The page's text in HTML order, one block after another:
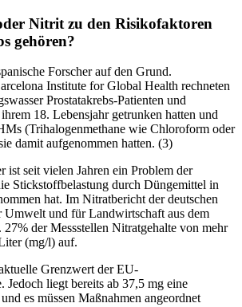
Nitrit zu den Risikofaktoren
gehören?
Forscher auf den Grund.
Institute for Global Health rechneten
Prostatakrebs-Patienten und
18. Lebensjahr getrunken hatten und
(Trihalogenmethane wie Chloroform oder
damit aufgenommen hatten. (3)
ist seit vielen Jahren ein Problem der
Stickstoffbelastung durch Düngemittel in
hat. Im Nitratbericht der deutschen
Umwelt und für Landwirtschaft aus dem
27% der Messstellen Nitratgehalte von mehr
(mg/l) auf.
Grenzwert der EU-
Jedoch liegt bereits ab 37,5 mg eine
es müssen Maßnahmen angeordnet